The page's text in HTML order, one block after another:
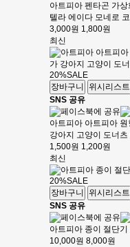
아트피아 펜타곤 가
텔라 에이다 모네로
3,000원 1,800원
최신
20%SALE
장바구니
위시리스트
SNS 공유
아트피아 아트피아
강아지 고양이 도너
1,500원 1,200원
최신
20%SALE
장바구니
위시리스트
SNS 공유
아트피아 종이 절단
10,000원 8,000원